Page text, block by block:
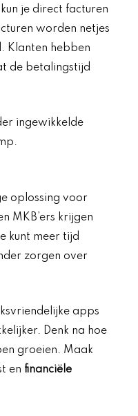
je direct facturen
worden netjes
Klanten hebben
de betalingstijd
ingewikkelde
oplossing voor
MKB’ers krijgen
kunt meer tijd
zorgen over
apps
Denk na hoe
groeien. Maak
en financiële